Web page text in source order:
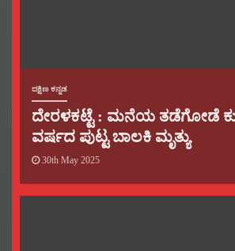
ದಕ್ಷಿಣ ಕನ್ನಡ
ದೇರಳಕಟ್ಟೆ : ಮನೆಯ ತಡೆಗೋಡೆ
ವರ್ಷದ ಪುಟ್ಟ ಬಾಲಕಿ ಮೃತ್ಯು
30th May 2025